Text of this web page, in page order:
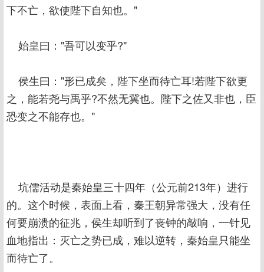
下不亡，欲使陛下自知也。"
始皇曰："吾可以变乎?"
侯生曰："形已成矣，陛下坐而待亡耳!若陛下欲更
之，能若尧与禹乎?不然无冀也。陛下之佐又非也，臣
恐变之不能存也。"
坑儒活动是秦始皇三十四年（公元前213年）进行
的。这个时候，表面上看，秦王朝异常强大，没有任
何要崩溃的征兆，侯生却听到了丧钟的敲响，一针见
血地指出：灭亡之势已成，难以逆转，秦始皇只能坐
而待亡了。